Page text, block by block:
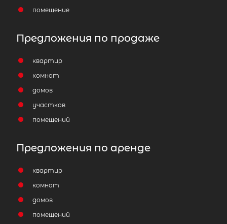
помещение
Предложения по продаже
квартир
комнат
домов
участков
помещений
Предложения по аренде
квартир
комнат
домов
помещений